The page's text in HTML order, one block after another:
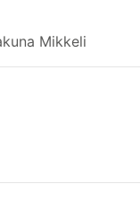
Mikkeli